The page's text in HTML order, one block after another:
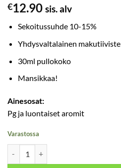
€12.90 sis. alv
Sekoitussuhde 10-15%
Yhdysvaltalainen makutiiviste
30ml pullokoko
Mansikkaa!
Ainesosat:
Pg ja luontaiset aromit
Varastossa